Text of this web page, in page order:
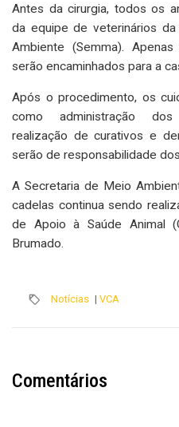
Antes da cirurgia, todos os
da equipe de veterinários
Ambiente (Semma).
serão encaminhados para a
Após o procedimento, os
como administração dos
realização de curativos e
serão de responsabilidade
A Secretaria de Meio
cadelas continua sendo
de Apoio à Saúde Animal
Brumado.
Notícias | VCA
Comentários